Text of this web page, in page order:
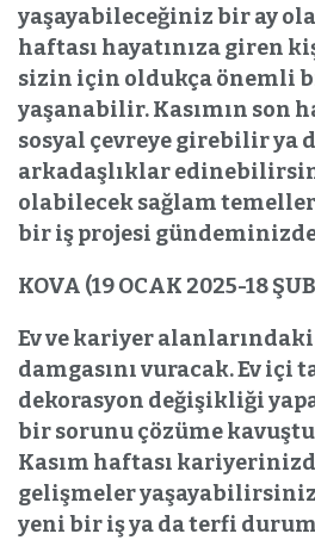
yaşayabileceğiniz bir ay
haftası hayatınıza giren
sizin için oldukça önemli
yaşanabilir. Kasımın son
sosyal çevreye girebilir ya
arkadaşlıklar
olabilecek sağlam
bir iş projesi
KOVA (19 OCAK 2025-18
Ev ve kariyer
damgasını vuracak. Ev içi
dekorasyon değişikliği
bir sorunu çözüme
Kasım haftası
gelişmeler
yeni bir iş ya da terfi